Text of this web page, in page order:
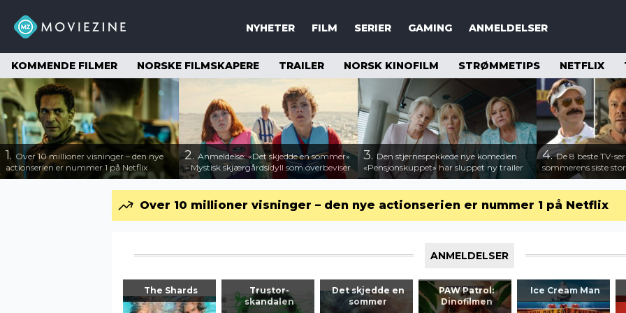
NYHETER FILM SERIER GAMING ANMELDELSER
KOMMENDE FILMER NORSKE FILMSKAPERE TRAILER NORSK KINOFILM STRØMMETIPS NETFLIX
1. Over 10 millioner visninger – den nye
actionserien er nummer 1 på Netflix
2. Anmeldelse: «Det skjedde en sommer»
– Mystisk skjærgårdsidyll som overbeviser
3. Den stjernespekkede nye komedien
«Pensjonskuppet» har sluppet ny trailer
4.De 8 beste TV-
sommerens siste
Over 10 millioner visninger – den nye actionserien er nummer 1 på Netflix
ANMELDELSER
The Shards
Trustor-
skandalen
Det skjedde en
sommer
PAW Patrol:
Dinofilmen
Ice Cream Man